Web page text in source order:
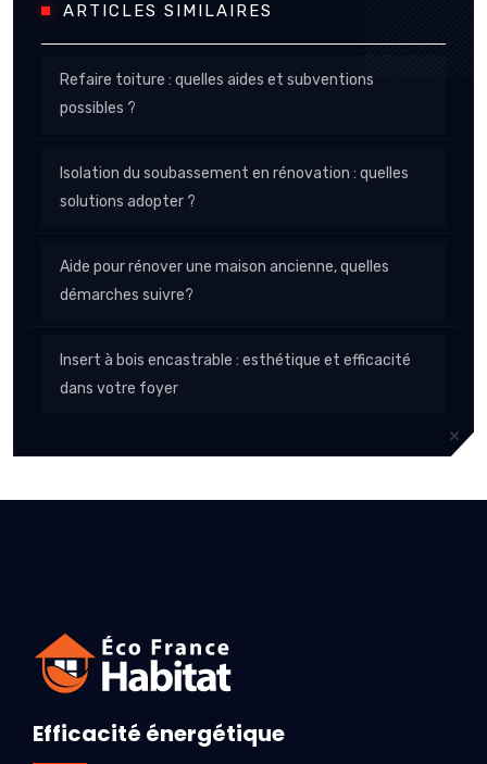
ARTICLES SIMILAIRES
Refaire toiture : quelles aides et subventions
possibles ?
Isolation du soubassement en rénovation : quelles
solutions adopter ?
Aide pour rénover une maison ancienne, quelles
démarches suivre?
Insert à bois encastrable : esthétique et efficacité
dans votre foyer
Efficacité énergétique